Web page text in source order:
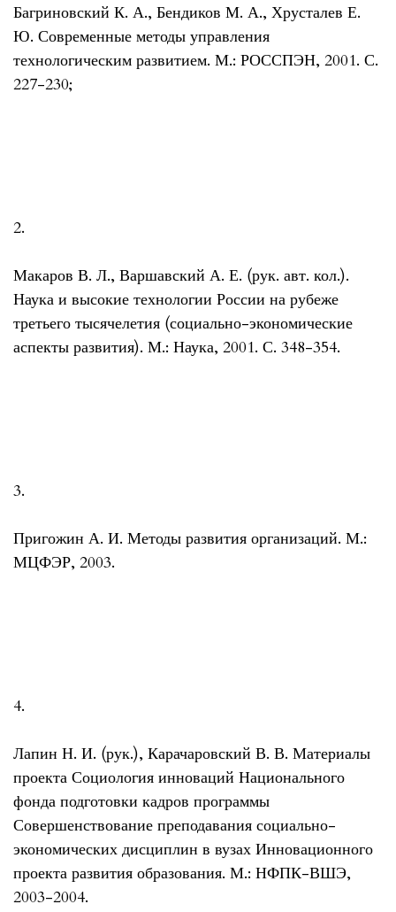
Багриновский К. А., Бендиков М. А., Хрусталев Е.
Ю. Современные методы управления
технологическим развитием. М.: РОССПЭН, 2001. С.
227-230;
2.
Макаров В. Л., Варшавский А. Е. (рук. авт. кол.).
Наука и высокие технологии России на рубеже
третьего тысячелетия (социально-экономические
аспекты развития). М.: Наука, 2001. С. 348-354.
3.
Пригожин А. И. Методы развития организаций. М.:
МЦФЭР, 2003.
4.
Лапин Н. И. (рук.), Карачаровский В. В. Материалы
проекта Социология инноваций Национального
фонда подготовки кадров программы
Совершенствование преподавания социально-
экономических дисциплин в вузах Инновационного
проекта развития образования. М.: НФПК-ВШЭ,
2003-2004.